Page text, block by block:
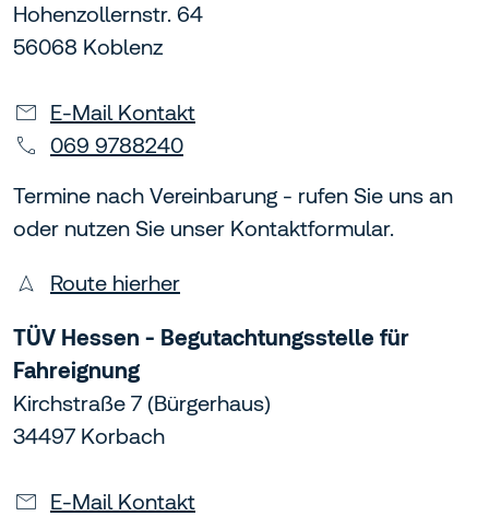
Hohenzollernstr. 64
56068 Koblenz
E-Mail Kontakt
069 9788240
Termine nach Vereinbarung - rufen Sie uns an
oder nutzen Sie unser Kontaktformular.
Route hierher
TÜV Hessen - Begutachtungsstelle für
Fahreignung
Kirchstraße 7 (Bürgerhaus)
34497 Korbach
E-Mail Kontakt